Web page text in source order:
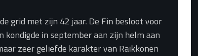
grid met zijn 42 jaar. De Fin besloot voor
in september aan zijn helm aan
zeer geliefde karakter van Raikkonen